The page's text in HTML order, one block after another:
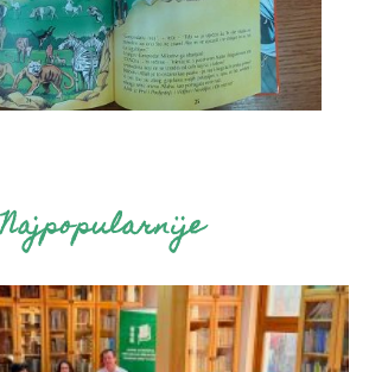
Najpopularnije